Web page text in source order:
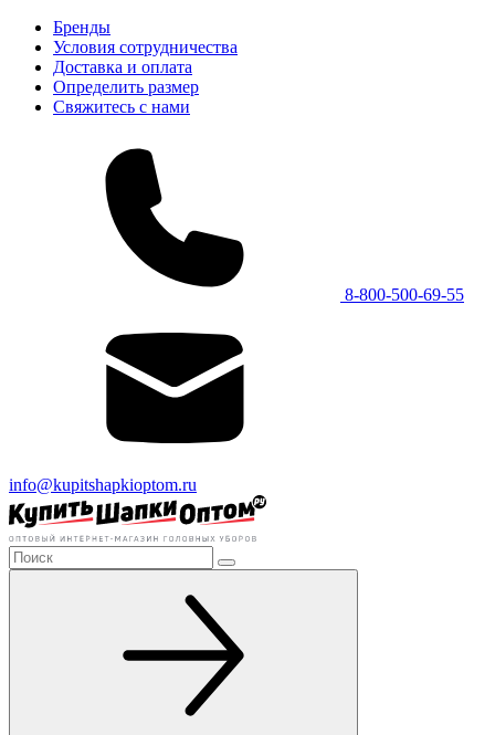
Бренды
Условия сотрудничества
Доставка и оплата
Определить размер
Свяжитесь с нами
8-800-500-69-55
info@kupitshapkioptom.ru